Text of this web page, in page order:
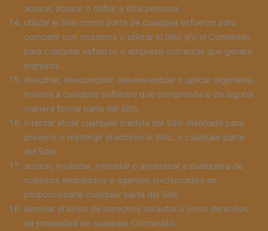
acosar, abusar o dañar a otra persona.
utilizar el Sitio como parte de cualquier esfuerzo para
competir con nosotros o utilizar el Sitio y/o el Contenido
para cualquier esfuerzo o empresa comercial que genere
ingresos.
descifrar, descompilar, desensamblar o aplicar ingeniería
inversa a cualquier software que comprenda o de alguna
manera forme parte del Sitio.
intentar eludir cualquier medida del Sitio diseñada para
prevenir o restringir el acceso al Sitio, o cualquier parte
del Sitio.
acosar, molestar, intimidar o amenazar a cualquiera de
nuestros empleados o agentes involucrados en
proporcionarle cualquier parte del Sitio.
eliminar el aviso de derechos de autor u otros derechos
de propiedad de cualquier Contenido.